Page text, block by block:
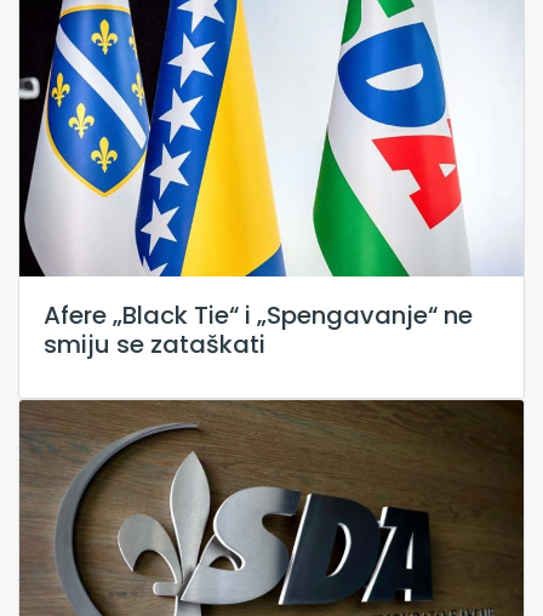
Afere „Black Tie“ i „Spengavanje“ ne
smiju se zataškati